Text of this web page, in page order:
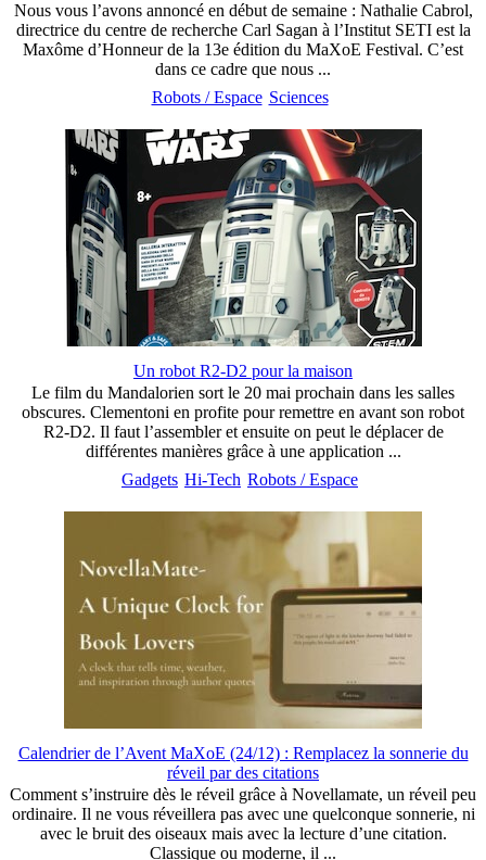
Nous vous l’avons annoncé en début de semaine : Nathalie Cabrol,
directrice du centre de recherche Carl Sagan à l’Institut SETI est la
Maxôme d’Honneur de la 13e édition du MaXoE Festival. C’est
dans ce cadre que nous ...
Robots / Espace Sciences
Un robot R2-D2 pour la maison
Le film du Mandalorien sort le 20 mai prochain dans les salles
obscures. Clementoni en profite pour remettre en avant son robot
R2-D2. Il faut l’assembler et ensuite on peut le déplacer de
différentes manières grâce à une application ...
Gadgets Hi-Tech Robots / Espace
Calendrier de l’Avent MaXoE (24/12) : Remplacez la sonnerie du
réveil par des citations
Comment s’instruire dès le réveil grâce à Novellamate, un réveil peu
ordinaire. Il ne vous réveillera pas avec une quelconque sonnerie, ni
avec le bruit des oiseaux mais avec la lecture d’une citation.
Classique ou moderne, il ...